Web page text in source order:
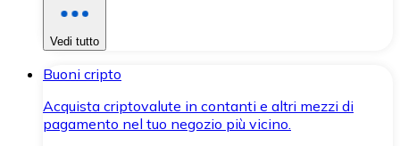
Vedi tutto
Buoni cripto
Acquista criptovalute in contanti e altri mezzi di
pagamento nel tuo negozio più vicino.